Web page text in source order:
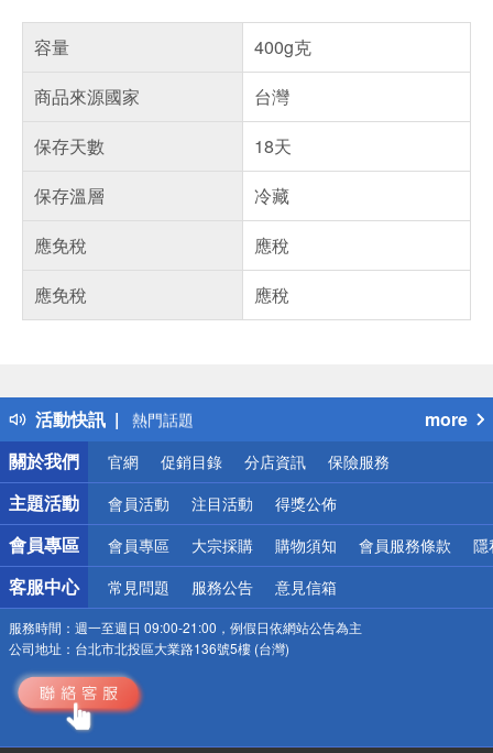
容量
400g克
商品來源國家
台灣
保存天數
18天
保存溫層
冷藏
應免稅
應稅
應免稅
應稅
活動快訊
得獎公告
熱門話題
銀行優惠
偏遠地區配送
詐騙網頁！請小心！
more
關於我們
官網 促銷目錄 分店資訊 保險服務
主題活動 會員活動 注目活動 得獎公佈
會員專區 會員專區 大宗採購 購物須知 會員服務條款 隱
客服中心 常見問題 服務公告 意見信箱
服務時間： 週一至週日 09:00-21:00，例假日依網站公告為主
公司地址： 台北市北投區大業路136號5樓 (台灣)